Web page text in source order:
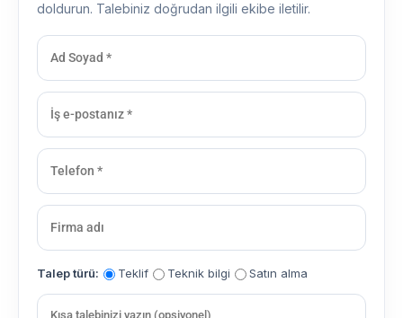
doldurun. Talebiniz doğrudan ilgili ekibe iletilir.
Talep türü: Teklif Teknik bilgi Satın alma